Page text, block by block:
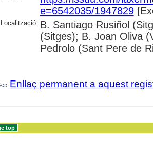
e=6542035/1947829
Localització: B. Santiago Rusiñol
(Sitges); B. Joan Oliva
Pedrolo (Sant Pere de
Enllaç permanent a aquest